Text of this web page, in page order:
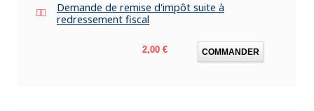
Demande de remise d'impôt suite à
redressement fiscal
Prix
2,00 € COMMANDER